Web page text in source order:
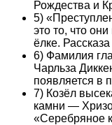
Рождества и
5)
это то, что
ёлке.
6) Фамилия
Чарльза
появляется в
7) Козёл
камни —
«Серебряное